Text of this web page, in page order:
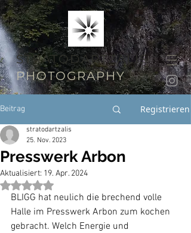
STRATODARTZALIS
PHOTOGRAPHY
Beitrag Registrieren
Presswerk Arbon
stratodartzalis
25. Nov. 2023
Aktualisiert: 19. Apr. 2024
Mit NaN von 5 Sternen bewertet.
BLIGG hat neulich die brechend volle
Halle im Presswerk Arbon zum kochen
gebracht. Welch Energie und